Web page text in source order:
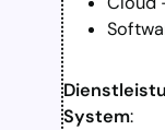
System: